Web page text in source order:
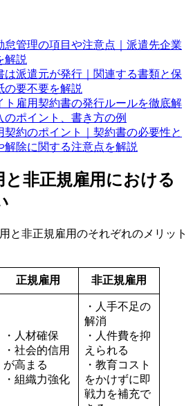
怠管理の項目や注意点｜派遣先企業
解説
は派遣元が発行｜関連する書類と保
の要不要を解説
ト雇用契約書の発行ルールを徹底解
のポイント、書き方の例
契約のポイント｜契約書の必要性と
解除に関する注意点を解説
非正規雇用における
と非正規雇用のそれぞれのメリット
正規雇用 非正規雇用
・人材確保
・社会的信用
が高まる
・組織力強化
・人手不足の
解消
・人件費を抑
えられる
・教育コスト
をかけずに即
戦力を補充で